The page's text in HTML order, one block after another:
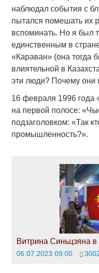
наблюдал события с
пытался помешать их
вспоминать. Но я был
единственным в
«Караван» (она тогда
влиятельной в
эти люди? Почему они
16 февраля 1996 года
на первой полосе:
подзаголовком: «Так
промышленность?».
Витрина Синьцзяна
06.07.2023 09:00